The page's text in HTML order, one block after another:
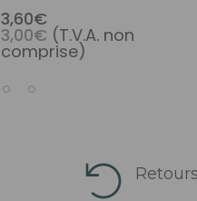
Velcro-Attach Avec 9
Dents
3,60€
3,00€ (T.V.A. non
comprise)